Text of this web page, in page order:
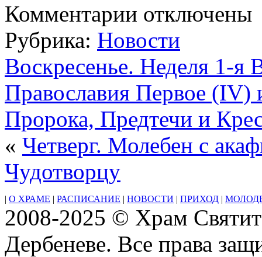
Комментарии записи
Седмица
2-
я
Великого
поста
Прп.
Проко́пия
исп.
(ок.
750)Утреня.
Часы.
отключены
Рубрика: Новости
Воскресенье. Неделя 1-я
Православия Первое (IV)
Пророка, Предтечи и
« Четверг. Молебен с
Чудотворцу
| О ХРАМЕ | РАСПИСАНИЕ | НОВОСТИ | ПРИХОД |
2008-2025 © Храм
Дербеневе. Все права